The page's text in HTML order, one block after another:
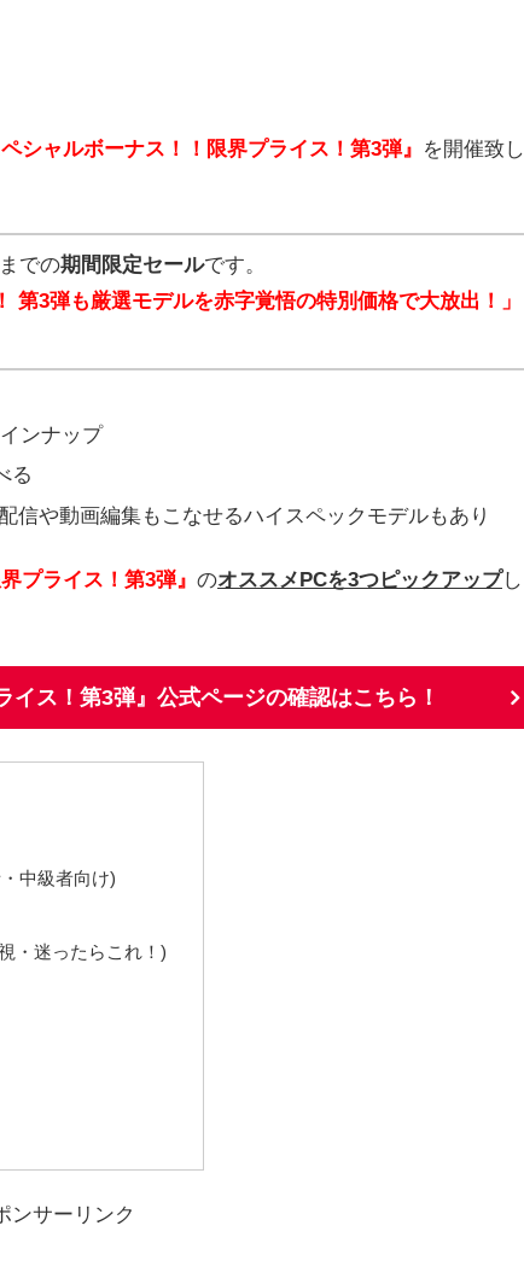
ペシャルボーナス！！限界プライス！第3弾』 を開催致し
での期間限定セールです。
第3弾も厳選モデルを赤字覚悟の特別価格で大放出！」
ンナップ
る
信や動画編集もこなせるハイスペックモデルもあり
プライス！第3弾』 のオススメPCを3つピックアップし
イス！第3弾』公式ページの確認はこちら！
中級者向け)
・迷ったらこれ！)
ンサーリンク